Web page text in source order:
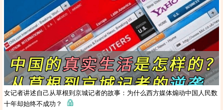
女记者讲述自己从草根到京城记者的故事：为什么西方媒体煽动中国人民数
十年却始终不成功？